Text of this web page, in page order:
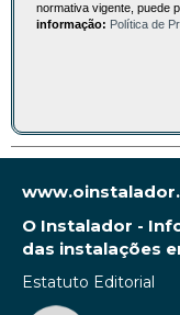
normativa vigente, puede
informação: Política de
O Instalador -
das instalações
Estatuto Editorial